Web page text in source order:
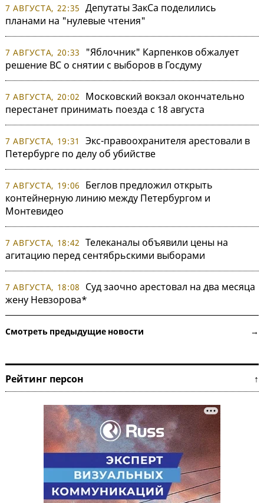
7 АВГУСТА, 22:35 Депутаты ЗакСа поделились
планами на "нулевые чтения"
7 АВГУСТА, 20:33
"Яблочник" Карпенков обжалует
решение ВС о снятии с выборов в Госдуму
7 АВГУСТА, 20:02
Московский вокзал окончательно
перестанет принимать поезда с 18 августа
7 АВГУСТА, 19:31
Экс-правоохранителя арестовали в
Петербурге по делу об убийстве
7 АВГУСТА, 19:06
Беглов предложил открыть
контейнерную линию между Петербургом и
Монтевидео
7 АВГУСТА, 18:42 Телеканалы объявили цены на
агитацию перед сентябрьскими выборами
7 АВГУСТА, 18:08
Суд заочно арестовал на два месяца
жену Невзорова*
Смотреть предыдущие новости →
Рейтинг персон ↑